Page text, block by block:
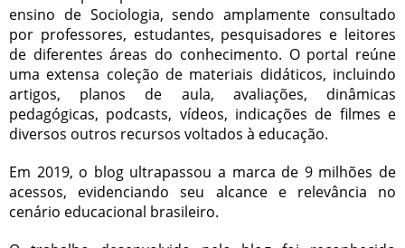
ensino de Sociologia, sendo amplamente consultado
por professores, estudantes, pesquisadores e leitores
de diferentes áreas do conhecimento. O portal reúne
uma extensa coleção de materiais didáticos, incluindo
artigos, planos de aula, avaliações, dinâmicas
pedagógicas, podcasts, vídeos, indicações de filmes e
diversos outros recursos voltados à educação.
Em 2019, o blog ultrapassou a marca de 9 milhões de
acessos, evidenciando seu alcance e relevância no
cenário educacional brasileiro.